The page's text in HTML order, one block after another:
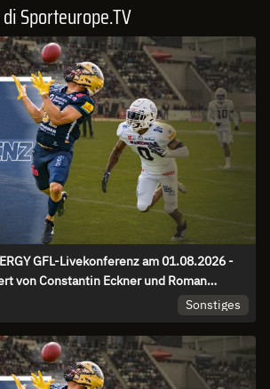
Sporteurope.TV
GFL-Livekonferenz am 01.08.2026 -
von Constantin Eckner und Roman
Sonstiges